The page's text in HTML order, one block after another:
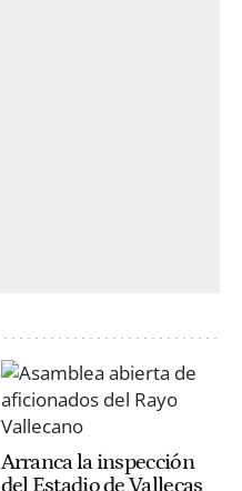
Arranca la inspección
del Estadio de Vallecas